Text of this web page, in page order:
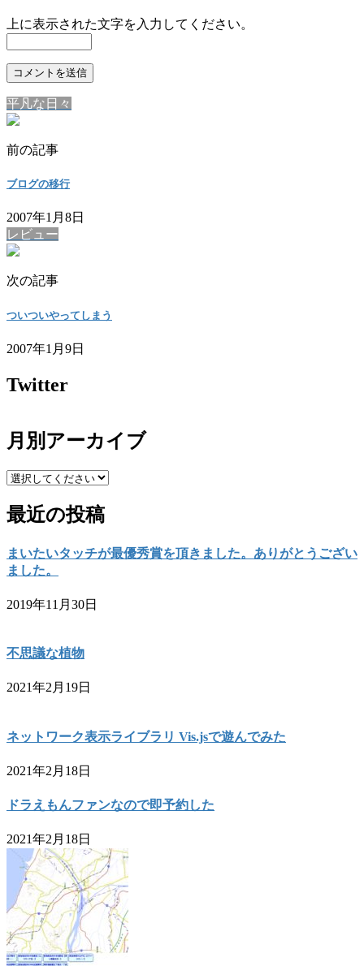
上に表示された文字を入力してください。
平凡な日々
前の記事
ブログの移行
2007年1月8日
レビュー
次の記事
ついついやってしまう
2007年1月9日
Twitter
月別アーカイブ
最近の投稿
まいたいタッチが最優秀賞を頂きました。ありがとうござい
ました。
2019年11月30日
不思議な植物
2021年2月19日
ネットワーク表示ライブラリ Vis.jsで遊んでみた
2021年2月18日
ドラえもんファンなので即予約した
2021年2月18日